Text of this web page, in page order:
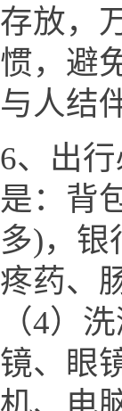
存放，
惯，避
与人结
6、出
是：背
多)，银
疼药、
（4）
镜、眼